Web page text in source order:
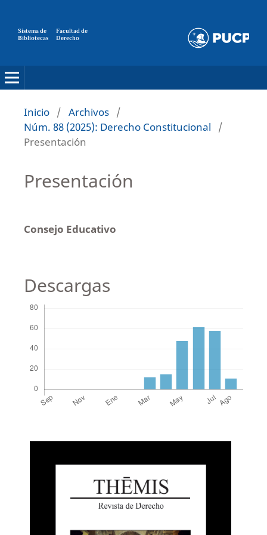
Sistema de
Bibliotecas
Facultad de
Derecho
Inicio / Archivos /
Núm. 88 (2025): Derecho Constitucional
/
Presentación
Presentación
Consejo Educativo
Descargas